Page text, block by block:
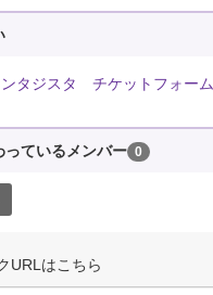
ンタジスタ チケットフォーム
っているメンバー 0
URLはこちら